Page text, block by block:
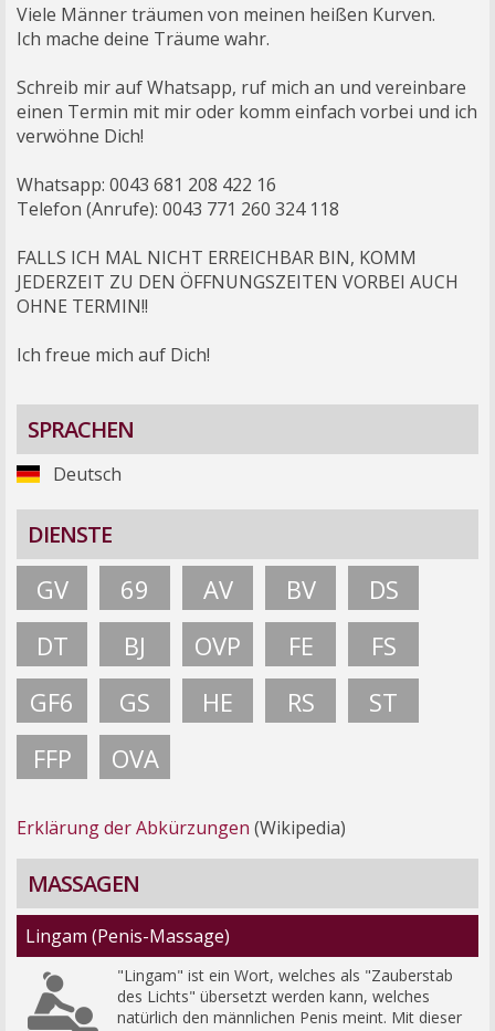
Viele Männer träumen von meinen heißen Kurven.
Ich mache deine Träume wahr.
Schreib mir auf Whatsapp, ruf mich an und vereinbare
einen Termin mit mir oder komm einfach vorbei und ich
verwöhne Dich!
Whatsapp: 0043 681 208 422 16
Telefon (Anrufe): 0043 771 260 324 118
FALLS ICH MAL NICHT ERREICHBAR BIN, KOMM
JEDERZEIT ZU DEN ÖFFNUNGSZEITEN VORBEI AUCH
OHNE TERMIN!!
Ich freue mich auf Dich!
SPRACHEN
Deutsch
DIENSTE
GV 69 AV BV
DS
DT
BJ OVP FE
FS
GF6
GS HE RS
ST
FFP
OVA
Erklärung der Abkürzungen (Wikipedia)
MASSAGEN
Lingam (Penis-Massage)
"Lingam" ist ein Wort, welches als "Zauberstab
des Lichts" übersetzt werden kann, welches
natürlich den männlichen Penis meint. Mit dieser